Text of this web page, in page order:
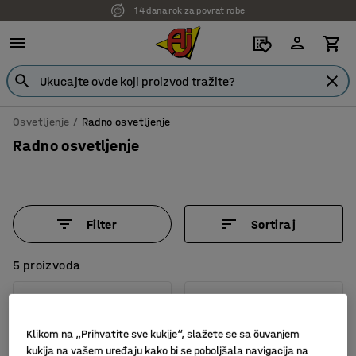
14 dana rok za povrat robe
Osvetljenje Radno osvetljenje
Radno osvetljenje
Filter Sortiraj
5 proizvoda
Klikom na „Prihvatite sve kukije“, slažete se sa čuvanjem
kukija na vašem uređaju kako bi se poboljšala navigacija na